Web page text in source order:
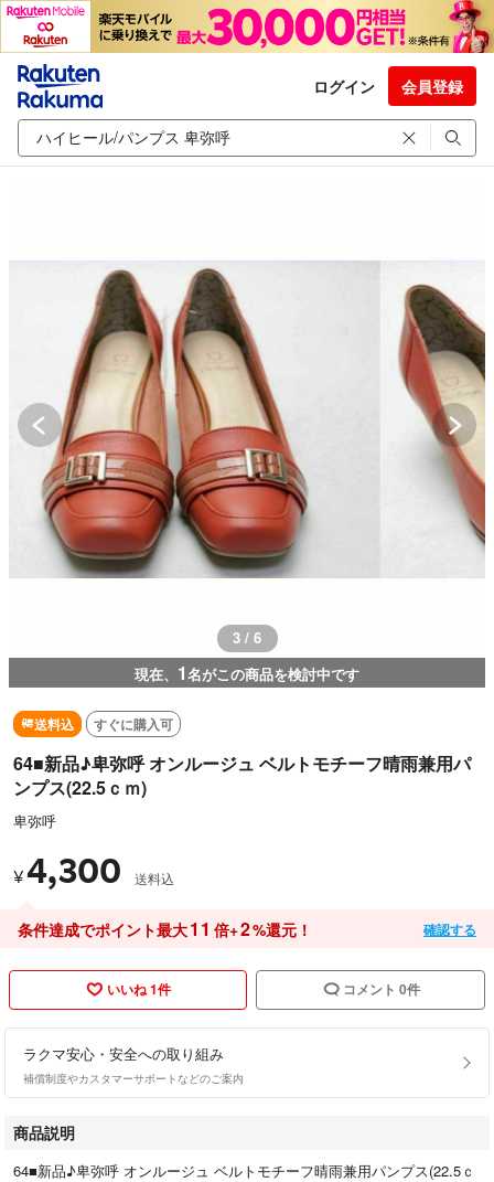
ログイン 会員登録
3 / 6
現在、 1名がこの商品を検討中です
送料込 すぐに購入可
64■新品♪卑弥呼 オンルージュ ベルトモチーフ晴雨兼用パ
ンプス(22.5ｃｍ)
卑弥呼
¥4,300 送料込
条件達成でポイント最大11 倍+2%還元！ 確認する
いいね 1件 コメント 0件
ラクマ安心・安全への取り組み
補償制度やカスタマーサポートなどのご案内
商品説明
64■新品♪卑弥呼 オンルージュ ベルトモチーフ晴雨兼用パンプス(22.5ｃ